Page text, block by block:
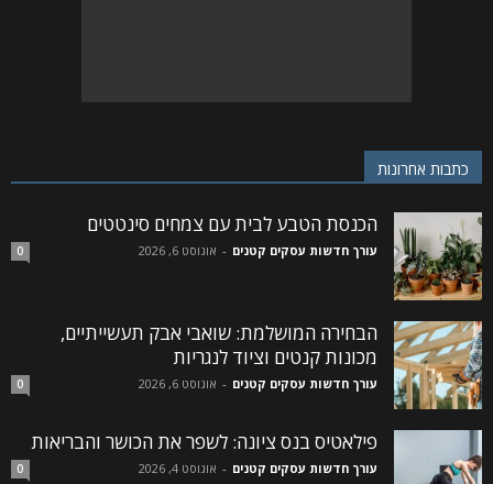
כתבות אחרונות
הכנסת הטבע לבית עם צמחים סינטטים
עורך חדשות עסקים קטנים - אוגוסט 6, 2026 0
הבחירה המושלמת: שואבי אבק תעשייתיים,
מכונות קנטים וציוד לנגריות
עורך חדשות עסקים קטנים - אוגוסט 6, 2026 0
פילאטיס בנס ציונה: לשפר את הכושר והבריאות
עורך חדשות עסקים קטנים - אוגוסט 4, 2026 0